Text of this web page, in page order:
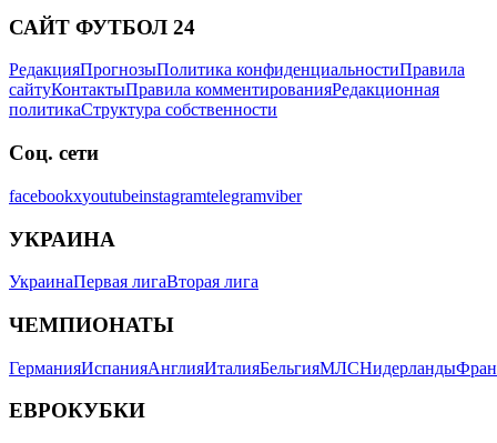
САЙТ ФУТБОЛ 24
РедакцияПрогнозыПолитика конфиденциальностиПравила
сайтуКонтактыПравила комментированияРедакционная
политикаСтруктура собственности
Соц. сети
facebookxyoutubeinstagramtelegramviber
УКРАИНА
УкраинаПервая лигаВторая лига
ЧЕМПИОНАТЫ
ГерманияИспанияАнглияИталияБельгияМЛСНидерланды
ЕВРОКУБКИ